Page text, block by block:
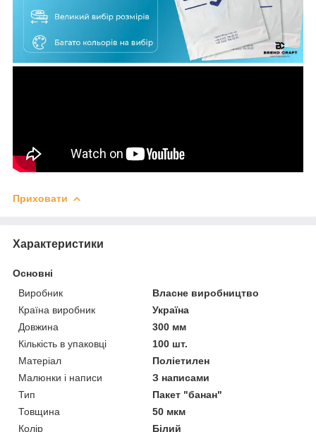
Приховати
Характеристики
Основні
Виробник
Власне виробництво
Країна виробник
Україна
Довжина
300 мм
Кількість в упаковці
100 шт.
Матеріал
Поліетилен
Малюнки і написи
З написами
Тип
Пакет "банан"
Товщина
50 мкм
Колір
Білий